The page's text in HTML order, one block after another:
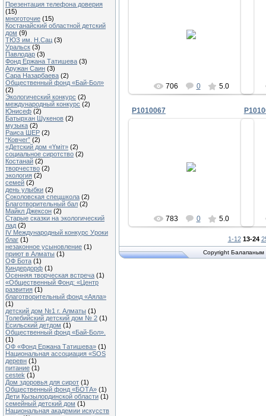
Презентация телефона доверия
(15)
многоточие (15)
Костанайский областной детский
дом (9)
ТЮЗ им. Н.Сац (3)
Уральск (3)
Павлодар (3)
Фонд Ержана Татишева (3)
Аружан Саин (3)
Сара Назарбаева (2)
Общественный фонд «Бай-Бол»
(2)
Экологический конкурс (2)
международный конкурс (2)
Юнисеф (2)
Батырхан Шукенов (2)
музыка (2)
Раиса ШЕР (2)
“Ковчег” (2)
«Детский дом «Үміт» (2)
социальное сиротство (2)
Костанай (2)
творчество (2)
экология (2)
семей (2)
день улыбки (2)
Соколовская спецшкола (2)
Благотворительный бал (2)
Майкл Джексон (2)
Старые сказки на экологический
лад (2)
IV Международный конкурс Уроки
благ (1)
незаконное усыновление (1)
приют в Алматы (1)
ОФ Бота (1)
Киндердорф (1)
Осенняя творческая встреча (1)
«Общественный Фонд: «Центр
развития (1)
благотворительный фонд «Аяла»
(1)
детский дом №1 г. Алматы (1)
Толебийский детский дом № 2 (1)
Есильский детдом (1)
Общественный фонд «Бай-Бол».
(1)
ОФ «Фонд Ержана Татишева» (1)
Национальная ассоциация «SOS
деревн (1)
питание (1)
cestek (1)
Дом здоровья для сирот (1)
Общественный фонд «БОТА» (1)
Дети Кызылординской области (1)
семейный детский дом (1)
Национальная академии искусств
706 0 5.0
P1010067
783 0 5.0
1-12 13-24
Copyright Балапаным